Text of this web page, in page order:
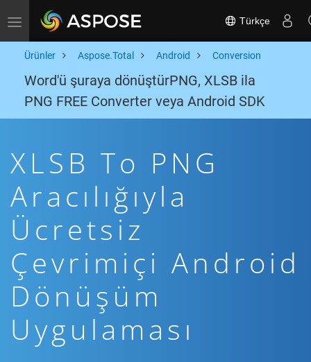
Toggle navigation Türkçe
Ürünler Aspose.Total Android Conversion
Word'ü şuraya dönüştürPNG, XLSB ila
PNG FREE Converter veya Android SDK
XLSB To PNG
Aracılığıyla
Ücretsiz
Çevrimiçi Android
Dönüşüm
Uygulaması